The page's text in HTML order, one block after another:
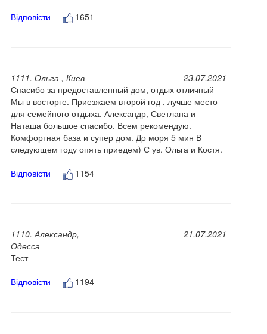
Відповісти
1651
1111. Ольга , Киев
23.07.2021
Спасибо за предоставленный дом, отдых отличный
Мы в восторге. Приезжаем второй год , лучше место
для семейного отдыха. Александр, Светлана и
Наташа большое спасибо. Всем рекомендую.
Комфортная база и супер дом. До моря 5 мин В
следующем году опять приедем) С ув. Ольга и Костя.
Відповісти
1154
1110. Александр,
Одесса
21.07.2021
Тест
Відповісти
1194